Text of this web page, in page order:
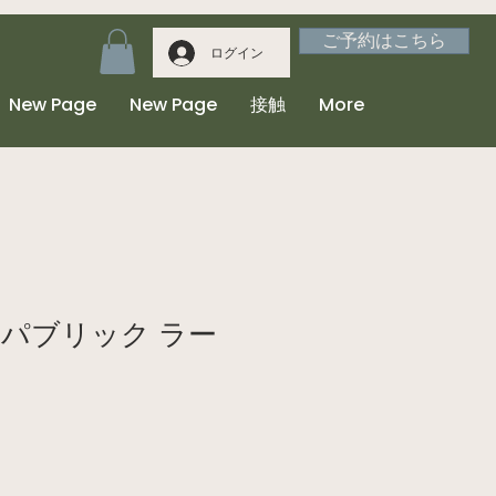
ログイン ご予約はこちら
New Page New Page 接触 More
ブリック ラー